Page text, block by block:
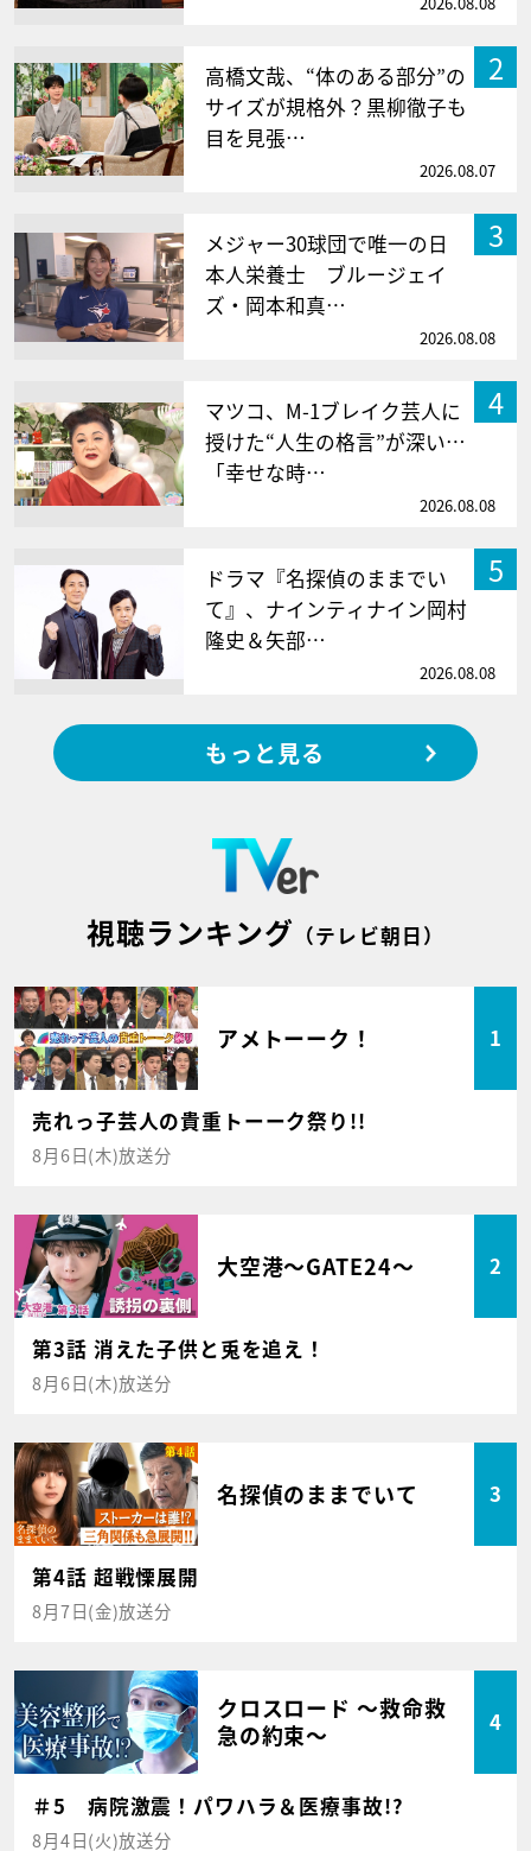
2
高橋文哉、“体のある部分”の
サイズが規格外？黒柳徹子も
目を見張…
2026.08.07
3
メジャー30球団で唯一の日
本人栄養士 ブルージェイ
ズ・岡本和真…
2026.08.08
4
マツコ、M-1ブレイク芸人に
授けた“人生の格言”が深い…
「幸せな時…
2026.08.08
5
ドラマ『名探偵のままでい
て』、ナインティナイン岡村
隆史＆矢部…
2026.08.08
もっと見る
視聴ランキング （テレビ朝日）
アメトーーク！ 1
売れっ子芸人の貴重トーーク祭り!!
8月6日(木)放送分
大空港～GATE24～ 2
第3話 消えた子供と兎を追え！
8月6日(木)放送分
名探偵のままでいて 3
第4話 超戦慄展開
8月7日(金)放送分
クロスロード ～救命救
急の約束～
4
＃5 病院激震！パワハラ＆医療事故!?
8月4日(火)放送分